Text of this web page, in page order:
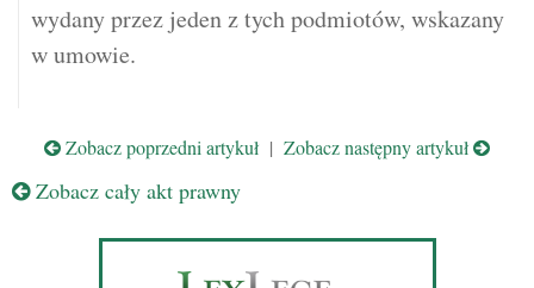
wydany przez jeden z tych podmiotów, wskazany
w umowie.
Zobacz poprzedni artykuł | Zobacz następny artykuł
Zobacz cały akt prawny